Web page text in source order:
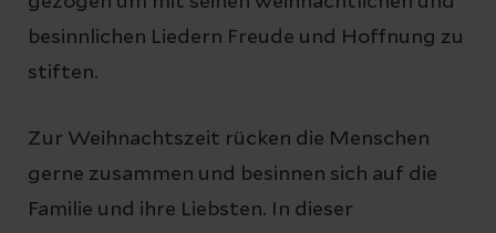
besinnlichen Liedern Freude und Hoffnung zu
stiften.
Zur Weihnachtszeit rücken die Menschen
gerne zusammen und besinnen sich auf die
Familie und ihre Liebsten. In dieser